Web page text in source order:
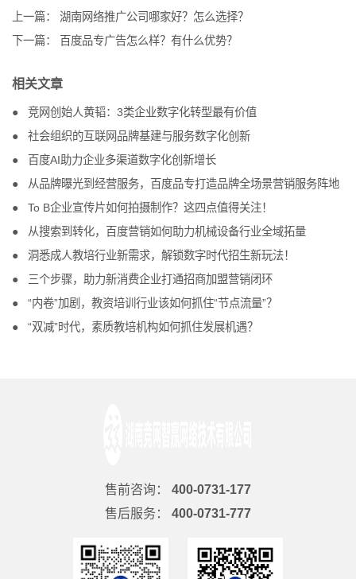
上一篇：
湖南网络推广公司哪家好？怎么选择？
下一篇：
百度品专广告怎么样？有什么优势？
相关文章
竞网创始人黄韬：3类企业数字化转型最有价值
社会组织的互联网品牌基建与服务数字化创新
百度AI助力企业多渠道数字化创新增长
从品牌曝光到经营服务，百度品专打造品牌全场景营销服务阵地
To B企业宣传片如何拍摄制作？这四点值得关注！
从搜索到转化，百度营销如何助力机械设备行业全域拓量
洞悉成人教培行业新需求，解锁数字时代招生新玩法！
三个步骤，助力新消费企业打通招商加盟营销闭环
“内卷”加剧，教资培训行业该如何抓住“节点流量”？
“双减”时代，素质教培机构如何抓住发展机遇？
售前咨询：
400-0731-177
售后服务：
400-0731-777